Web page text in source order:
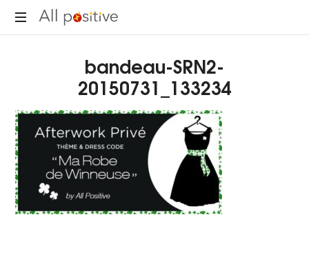
All
bandeau-SRN2-
20150731_133234